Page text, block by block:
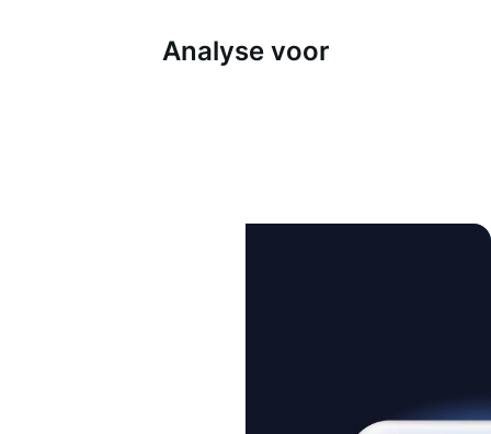
Analyse voor